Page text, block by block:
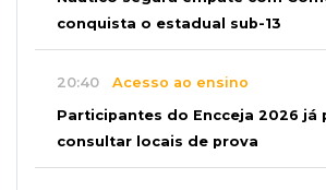
conquista o estadual sub-13
20:40 Acesso ao ensino
Participantes do Encceja 2026 já
consultar locais de prova